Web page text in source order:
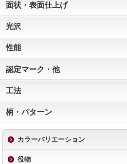
面状・表面仕上げ
光沢
性能
認定マーク・他
工法
柄・パターン
カラーバリエーション
役物